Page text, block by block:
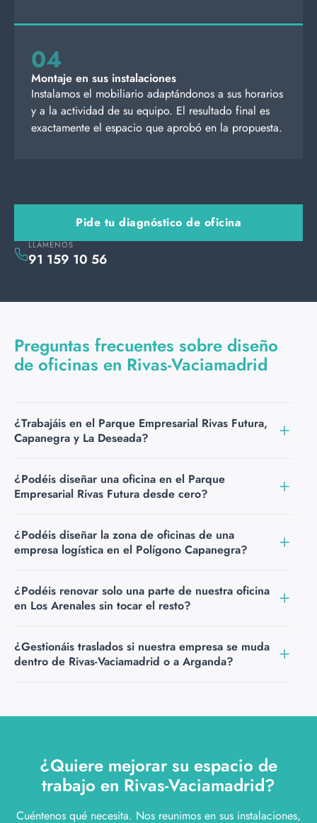
04
Montaje en sus instalaciones
Instalamos el mobiliario adaptándonos a sus horarios
y a la actividad de su equipo. El resultado final es
exactamente el espacio que aprobó en la propuesta.
Pide tu diagnóstico de oficina
LLÁMENOS
91 159 10 56
Preguntas frecuentes sobre diseño
de oficinas en Rivas-Vaciamadrid
¿Trabajáis en el Parque Empresarial Rivas Futura,
Capanegra y La Deseada?
Rivas-Vaciamadrid, incluyendo el Parque Empresarial
Rivas Futura, los polígonos Capanegra, La Deseada, Los
sus instalaciones es gratuita y sin compromiso.
¿Podéis diseñar una oficina en el Parque
Empresarial Rivas Futura desde cero?
que acaban de cambiar de local en el Parque
Empresarial Rivas Futura. Diseñamos y equipamos el
equipo y la actividad de la empresa.
¿Podéis diseñar la zona de oficinas de una
empresa logística en el Polígono Capanegra?
instalaciones logísticas e industriales como las del
Polígono Capanegra. Planificamos el espacio para que la
operativa del resto de la instalación.
¿Podéis renovar solo una parte de nuestra oficina
en Los Arenales sin tocar el resto?
recepción, el despacho de dirección o la sala de
reuniones, sin necesidad de renovar el resto. Mantenemos
¿Gestionáis traslados si nuestra empresa se muda
dentro de Rivas-Vaciamadrid o a Arganda?
mobiliario en el nuevo espacio.
¿Quiere mejorar su espacio de
trabajo en Rivas-Vaciamadrid?
Cuéntenos qué necesita. Nos reunimos en sus instalaciones,